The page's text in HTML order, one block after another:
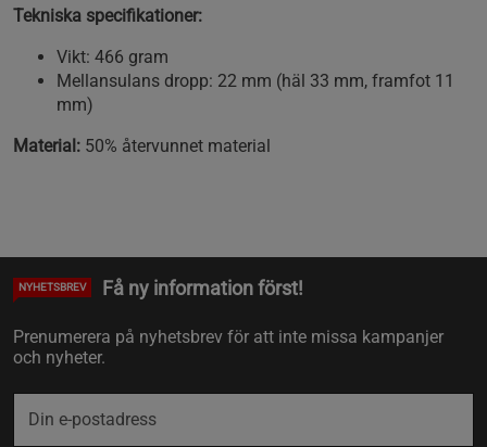
Tekniska specifikationer:
Vikt: 466 gram
Mellansulans dropp: 22 mm (häl 33 mm, framfot 11
mm)
Material: 50% återvunnet material
NYHETSBREV Få ny information först!
Prenumerera på nyhetsbrev för att inte missa kampanjer
och nyheter.